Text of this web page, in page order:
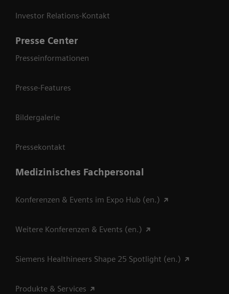
Investor Relations-Kontakt
Presse Center
Presseinformationen
Presse-Features
Bildergalerie
Pressekontakt
Medizinisches Fachpersonal
Konferenzen & Events im Expo Hub (en.)
Weitere Konferenzen & Events (en.)
Siemens Healthineers Shape 25 Spotlight (en.)
Produkte & Services